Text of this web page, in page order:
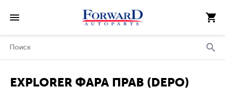
EXPLORER ФАРА ПРАВ (DEPO)